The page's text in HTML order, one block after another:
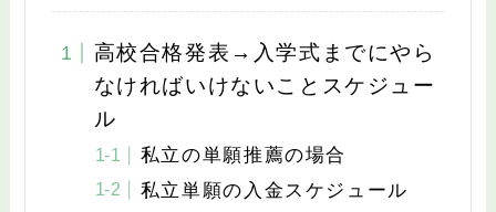
高校合格発表→入学式までにやら
なければいけないことスケジュー
ル
私立の単願推薦の場合
私立単願の入金スケジュール